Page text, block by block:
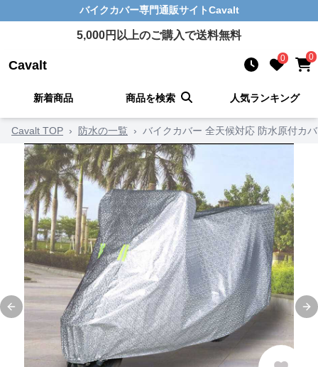
バイクカバー専門通販サイトCavalt
5,000円以上のご購入で送料無料
Cavalt 0 0
新着商品 商品を検索 人気ランキング
Cavalt TOP › 防水の一覧 › バイクカバー 全天候対応 防水原付カ
Previous slide